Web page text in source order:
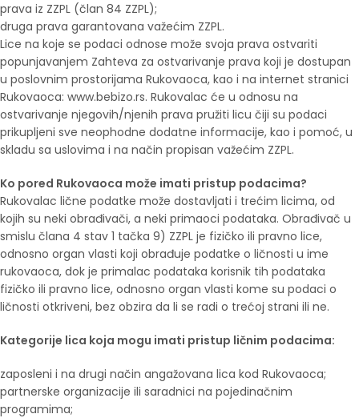
prava iz ZZPL (član 84 ZZPL);
druga prava garantovana važećim ZZPL.
Lice na koje se podaci odnose može svoja prava ostvariti
popunjavanjem Zahteva za ostvarivanje prava koji je dostupan
u poslovnim prostorijama Rukovaoca, kao i na internet stranici
Rukovaoca: www.bebizo.rs. Rukovalac će u odnosu na
ostvarivanje njegovih/njenih prava pružiti licu čiji su podaci
prikupljeni sve neophodne dodatne informacije, kao i pomoć, u
skladu sa uslovima i na način propisan važećim ZZPL.
Ko pored Rukovaoca može imati pristup podacima?
Rukovalac lične podatke može dostavljati i trećim licima, od
kojih su neki obrađivači, a neki primaoci podataka. Obrađivač u
smislu člana 4 stav 1 tačka 9) ZZPL je fizičko ili pravno lice,
odnosno organ vlasti koji obrađuje podatke o ličnosti u ime
rukovaoca, dok je primalac podataka korisnik tih podataka
fizičko ili pravno lice, odnosno organ vlasti kome su podaci o
ličnosti otkriveni, bez obzira da li se radi o trećoj strani ili ne.
Kategorije lica koja mogu imati pristup ličnim podacima:
zaposleni i na drugi način angažovana lica kod Rukovaoca;
partnerske organizacije ili saradnici na pojedinačnim
programima;